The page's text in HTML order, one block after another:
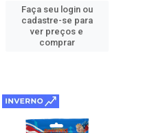
Faça seu login ou
cadastre-se para
ver preços e
comprar